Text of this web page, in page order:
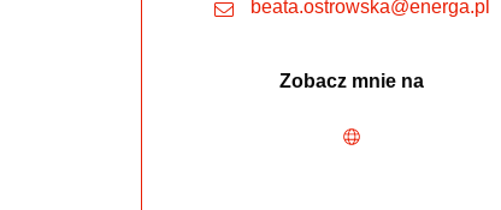
beata.ostrowska@energa.pl
Zobacz mnie na